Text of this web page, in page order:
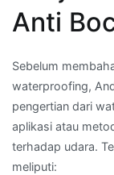
Anti
Sebelum
waterproofing,
pengertian dari
aplikasi atau
terhadap udara.
meliputi: